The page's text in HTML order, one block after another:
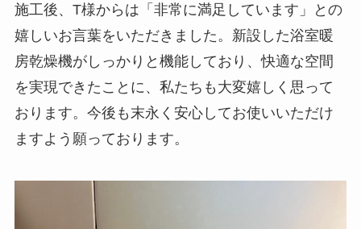
施工後、T様からは「非常に満足しています」との
嬉しいお言葉をいただきました。新設した浴室暖
房乾燥機がしっかりと機能しており、快適な空間
を実現できたことに、私たちも大変嬉しく思って
おります。今後も末永く安心してお使いいただけ
ますよう願っております。